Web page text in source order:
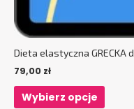
Dieta elastyczna GRECKA
79,00 zł
Wybierz opcje